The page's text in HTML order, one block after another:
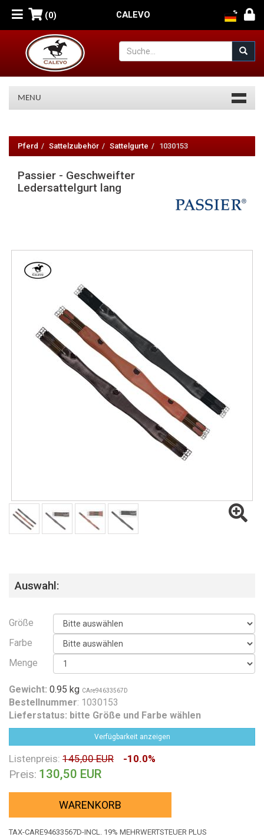
(0) CALEVO
MENU
Geschweifter
Ledersattelgurt
Pferd Sattelzubehör Sattelgurte 1030153
Passier - Geschweifter
Ledersattelgurt lang
Auswahl:
Größe
Farbe
Menge
Gewicht: 0.95 kg CAre94633567D
Bestellnummer: 1030153
Lieferstatus: bitte Größe und Farbe wählen
Verfügbarkeit anzeigen
Listenpreis: 145,00 EUR -10.0%
Preis: 130,50 EUR
WARENKORB
TAX-CARE94633567D-INCL. 19% MEHRWERTSTEUER PLUS